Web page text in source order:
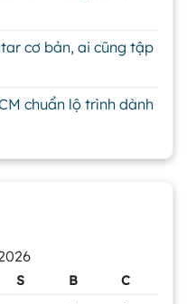
cơ bản, ai cũng tập
chuẩn lộ trình dành
S B
C